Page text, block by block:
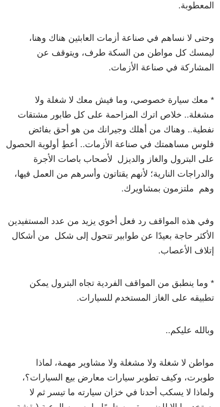
المعطوبة.
وحتى لا نساهم في صناعة أزمات العابثين هناك وهنا،
ليمسك كل مواطن من السكة طرف، ويتوقف عن
المشاركة في صناعة الأزمات.
* معك سيارة خصوصي، وما فيش معك لا شغلة ولا
مشغلة.. خلاص اترك المزاحمة على كل طابور مشتقات
نفطية.. وهناك من أهلك وجيرانك من هو أحق بفائض
فلوس مساهمتك في صناعة الأزمات.. أعطِ أولوية الحصول
على البترول والغاز والديزل لأصحاب باصات الأجرة
والدراجات النارية؛ لأنهم يقتاتون وأسرهم من العمل فيها،
وهم ملتزمون بمشاويرك.
وفي هذه المواقف رد فعل أخوي يزيد من عدد المستفيدين
الأكثر حاجة بعيدًا عن طوابير تتحول إلى شكل من أشكال
إتلاف الأعصاب.
* وما ينطبق من المواقف الفردية تجاه البترول يمكن
تطبيقه على الغاز المستخدم للسيارات.
وبالله عليكم..
مواطن لا شغلة ولا مشغلة ولا مشاوير مهمة، لماذا
طوبرت، وكيف تطوبر سيارات معارض بيع السيارات؟،
ولماذا لا يسكب أحدنا في خزان سيارته ما تيسر ثم لا